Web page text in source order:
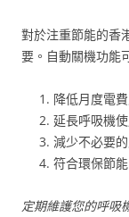
對於注重節能的香
要。自動關機功能
降低月度電
延長呼吸機
減少不必要
符合環保節
定期維護您的呼吸